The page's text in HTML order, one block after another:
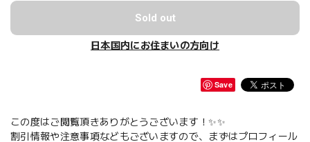
Sold out
日本国内にお住まいの方向け
Save
この度はご閲覧頂きありがとうございます！✨✨
割引情報や注意事項などもございますので、まずはプロフィール